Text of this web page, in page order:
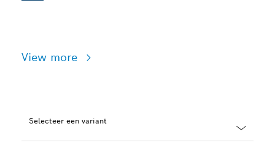
View more
Selecteer een variant